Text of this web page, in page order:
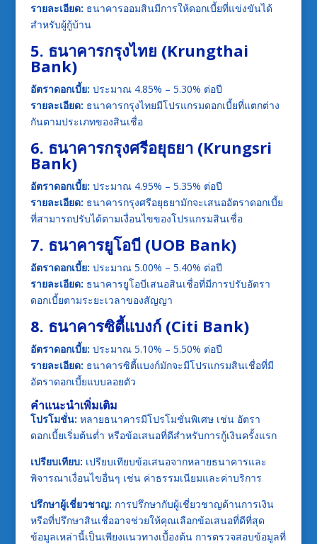
รายละเอียด: ธนาคารออมสินมีการให้ดอกเบี้ยที่แข่งขันได้
สำหรับผู้กู้บ้าน
5. ธนาคารกรุงไทย (Krungthai
Bank)
อัตราดอกเบี้ย: ประมาณ 4.85% – 5.30% ต่อปี
รายละเอียด: ธนาคารกรุงไทยมีโปรแกรมดอกเบี้ยที่แตกต่าง
กันตามประเภทของสินเชื่อ
6. ธนาคารกรุงศรีอยุธยา (Krungsri
Bank)
อัตราดอกเบี้ย: ประมาณ 4.95% – 5.35% ต่อปี
รายละเอียด: ธนาคารกรุงศรีอยุธยามักจะเสนออัตราดอกเบี้ย
ที่สามารถปรับได้ตามเงื่อนไขของโปรแกรมสินเชื่อ
7. ธนาคารยูโอบี (UOB Bank)
อัตราดอกเบี้ย: ประมาณ 5.00% – 5.40% ต่อปี
รายละเอียด: ธนาคารยูโอบีเสนอสินเชื่อที่มีการปรับอัตรา
ดอกเบี้ยตามระยะเวลาของสัญญา
8. ธนาคารซิตี้แบงก์ (Citi Bank)
อัตราดอกเบี้ย: ประมาณ 5.10% – 5.50% ต่อปี
รายละเอียด: ธนาคารซิตี้แบงก์มักจะมีโปรแกรมสินเชื่อที่มี
อัตราดอกเบี้ยแบบลอยตัว
คำแนะนำเพิ่มเติม
โปรโมชั่น: หลายธนาคารมีโปรโมชั่นพิเศษ เช่น อัตรา
ดอกเบี้ยเริ่มต้นต่ำ หรือข้อเสนอที่ดีสำหรับการกู้เงินครั้งแรก
เปรียบเทียบ: เปรียบเทียบข้อเสนอจากหลายธนาคารและ
พิจารณาเงื่อนไขอื่นๆ เช่น ค่าธรรมเนียมและค่าบริการ
ปรึกษาผู้เชี่ยวชาญ: การปรึกษากับผู้เชี่ยวชาญด้านการเงิน
หรือที่ปรึกษาสินเชื่ออาจช่วยให้คุณเลือกข้อเสนอที่ดีที่สุด
ข้อมูลเหล่านี้เป็นเพียงแนวทางเบื้องต้น การตรวจสอบข้อมูลที่